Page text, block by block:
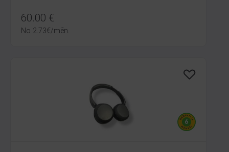
60.00 €
No 2.73€/mēn.